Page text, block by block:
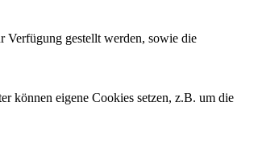
Verfügung gestellt werden, sowie die
können eigene Cookies setzen, z.B. um die